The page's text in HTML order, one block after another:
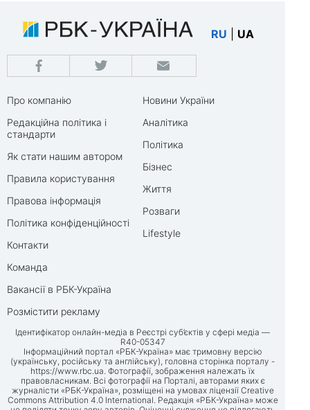
RU UA
Про компанію
Редакційна політика і
стандарти
Як стати нашим автором
Правила користування
Правова інформація
Політика конфіденційності
Контакти
Команда
Вакансії в РБК-Україна
Розмістити рекламу
Новини України
Аналітика
Політика
Бізнес
Життя
Розваги
Lifestyle
Ідентифікатор онлайн-медіа в Реєстрі суб’єктів у сфері медіа —
R40-05347
Інформаційний портал «РБК-Україна» має тримовну версію
(українську, російську та англійську), головна сторінка порталу -
https://www.rbc.ua. Фотографії, зображення належать їх
правовласникам. Всі фотографії на Порталі, авторами яких є
журналісти «РБК-Україна», розміщені на умовах ліцензії Creative
Commons Attribution 4.0 International. Редакція «РБК-Україна» може